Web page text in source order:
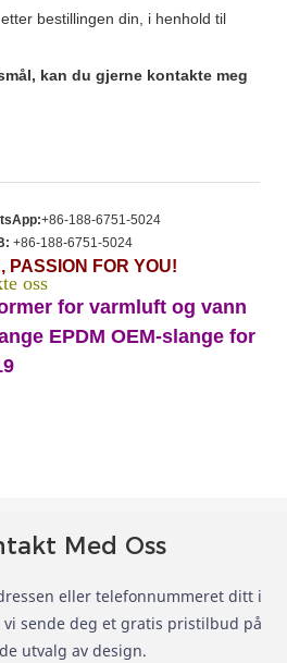
bestillingen din, i henhold til
kan du gjerne kontakte meg
+86-188-6751-5024
+86-188-6751-5024
PASSION FOR YOU!
oss
Med Oss
eller telefonnummeret ditt i
vi sende deg et gratis pristilbud på
utvalg av design.